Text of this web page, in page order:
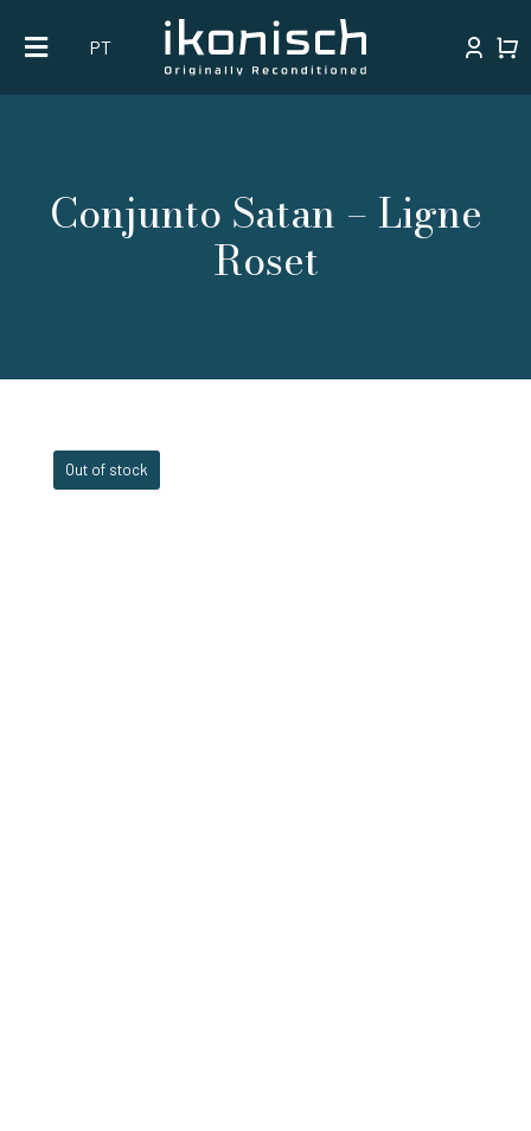
content
PT
Conjunto Satan – Ligne
Roset
Out of stock